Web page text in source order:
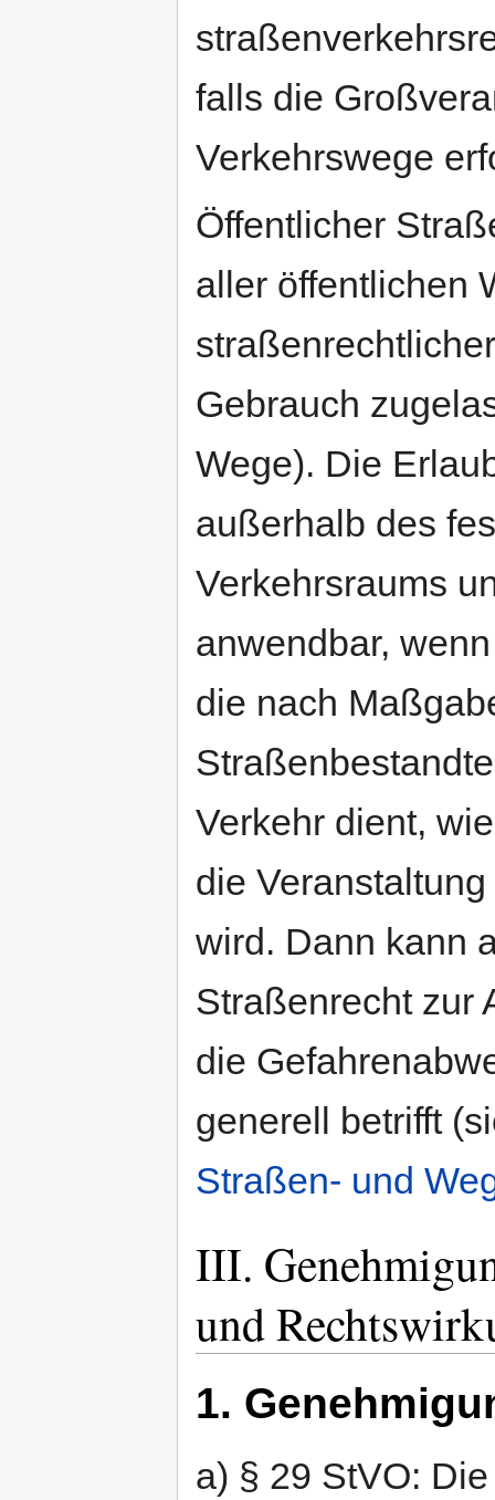
falls die
Verkehrswege
Öffentlicher
aller öffentlichen
Gebrauch
Wege). Die
außerhalb des
Verkehrsraums
anwendbar,
die nach
Verkehr dient,
die
wird. Dann kann
Straßenrecht zur
die
generell betrifft
Straßen- und
III.
und
1.
a) § 29 StVO: